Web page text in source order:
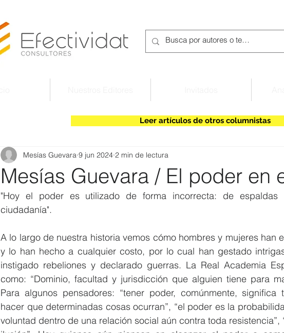
Leer artículos de otros columnistas
Mesías Guevara / El poder en
Mesías Guevara 9 jun 2024 2 min de lectura
"Hoy el poder es utilizado de forma incorrecta: de
ciudadanía".
A lo largo de nuestra historia vemos cómo hombres y mujeres han
y lo han hecho a cualquier costo, por lo cual han gestado
instigado rebeliones y declarado guerras. La Real Academia
como: “Dominio, facultad y jurisdicción que alguien tiene para
Para algunos pensadores: “tener poder, comúnmente,
hacer que determinadas cosas ocurran”, “el poder es la
voluntad dentro de una relación social aún contra toda resistencia”,